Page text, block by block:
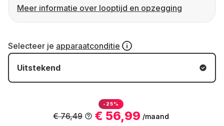
Meer informatie over looptijd en opzegging
Selecteer je apparaatconditie
Uitstekend
-25%
€ 56,99 /maand
€ 76,49